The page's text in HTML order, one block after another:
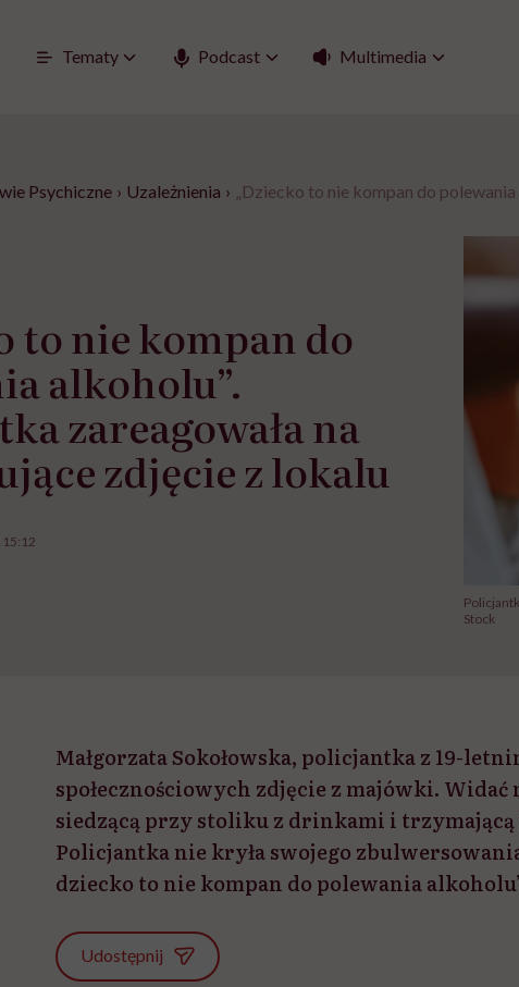
Tematy Podcast Multimedia
Psychiczne › Uzależnienia › „Dziecko to nie kompan do
to nie kompan do
alkoholu”.
zareagowała na
zdjęcie z lokalu
Stock
Małgorzata Sokołowska, policjantka z 19-
społecznościowych zdjęcie z majówki.
siedzącą przy stoliku z drinkami i
Policjantka nie kryła swojego
dziecko to nie kompan do polewania
Udostępnij